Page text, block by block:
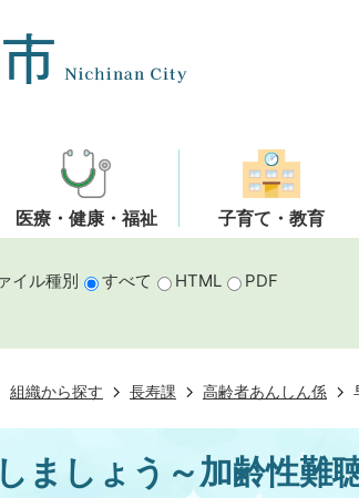
医療・健康・福祉 子育て・教育
イル種別 すべて HTML PDF
組織から探す 長寿課 高齢者あんしん係
ましょう～加齢性難